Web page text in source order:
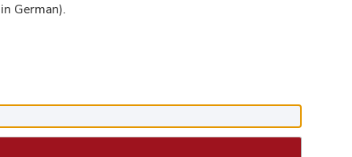
German).